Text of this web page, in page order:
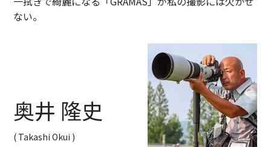
ない。
奥井 隆史
( Takashi Okui )